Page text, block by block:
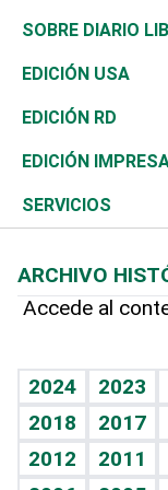
José Boquete
Reportajes
Asia
África
Ocenanía
Caribe
Resto del mundo
Consumo
Vivienda
Telecom.
Global y variable
Economía personal
Belleza
Buena Vida
Sociales
Novedades
Podcast Arte Libre
Hablando con el
Vida y familia
Eñe
Celebrando la vida
Golf
Ciclismo
Tenis
Olimpismo
Más deportes
TBT Deportivo
De buena tinta
En Directo
El Espía
Noticiero Poteleche
Columnistas
Más firmas
Clima
Tecnología
Historia
Martes de
Cambio climático
Mundo
Economía
Revista
Deportes
Opinión
Hecho en casa
Guía del dinero
SOBRE DIARIO
EDICIÓN USA
EDICIÓN RD
EDICIÓN
SERVICIOS
Cumpleaños
Horóscopos
Crucigramas
ARCHIVO
Accede al
2024 2023
2018
2017
2012
2011